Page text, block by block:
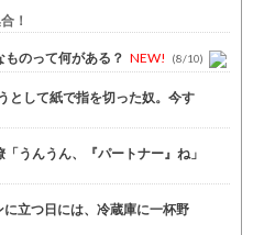
！
のって何がある？ NEW! (8/10)
として紙で指を切った奴。今す
うんうん、『パートナー』ね」
立つ日には、冷蔵庫に一杯野